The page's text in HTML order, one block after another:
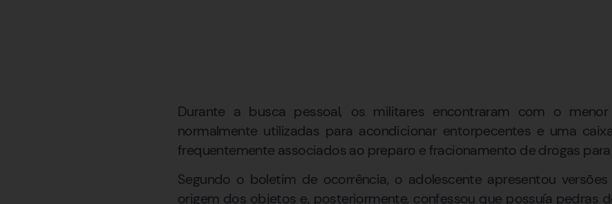
Durante a busca pessoal, os militares encontraram com o menor
normalmente utilizadas para acondicionar entorpecentes e uma
frequentemente associados ao preparo e fracionamento de drogas para
Segundo o boletim de ocorrência, o adolescente apresentou
origem dos objetos e, posteriormente, confessou que possuía pedras